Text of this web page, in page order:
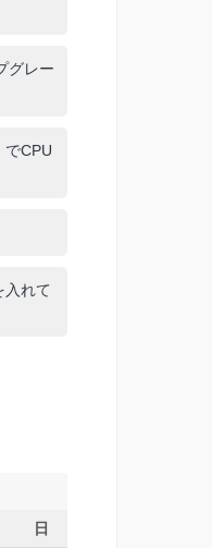
グレー
でCPU
入れて
日